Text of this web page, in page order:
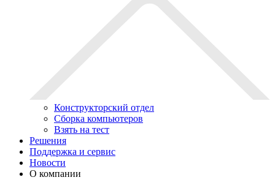
Конструкторский отдел
Сборка компьютеров
Взять на тест
Решения
Поддержка и сервис
Новости
О компании